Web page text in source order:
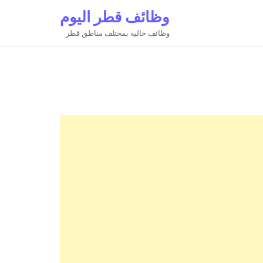
وظائف قطر اليوم
وظائف خالية بمختلف مناطق قطر